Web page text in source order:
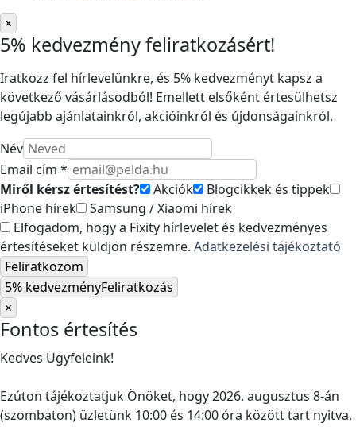
×
5% kedvezmény feliratkozásért!
Iratkozz fel hírlevelünkre, és 5% kedvezményt kapsz a
következő vásárlásodból! Emellett elsőként értesülhetsz
legújabb ajánlatainkról, akcióinkról és újdonságainkról.
Név
Email cím *
Miről kérsz értesítést?
Akciók
Blogcikkek és tippek
iPhone hírek
Samsung / Xiaomi hírek
Elfogadom, hogy a Fixity hírlevelet és kedvezményes
értesítéseket küldjön részemre. Adatkezelési tájékoztató
Feliratkozom
5% kedvezményFeliratkozás
×
Fontos értesítés
Kedves Ügyfeleink!
Ezúton tájékoztatjuk Önöket, hogy 2026. augusztus 8-án
(szombaton) üzletünk 10:00 és 14:00 óra között tart nyitva.